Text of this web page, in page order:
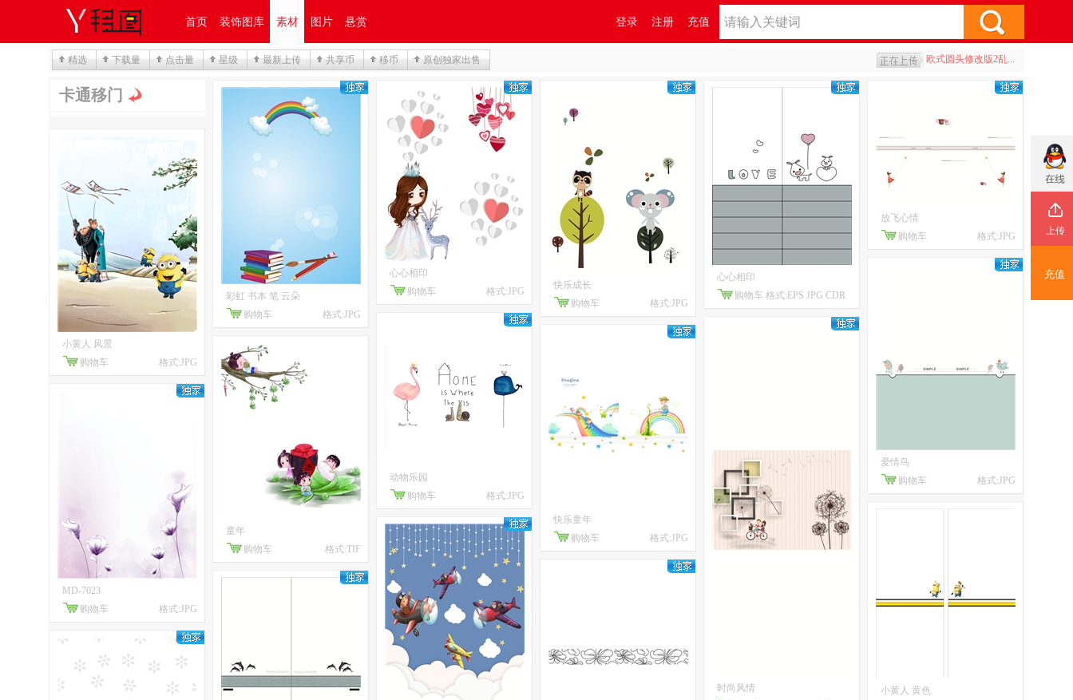
首页 装饰图库 素材 图片 悬赏 充值
注册
登录
精选 下载量 点击量 星级 最新上传 共享币 移币 原创独家出售
艺术鹿和迎客松腰线
艺术风格钻石风
欧式圆头修改版2乱...
欧式圆头修改版1
卡通移门
小黄人 风景
购物车
格式:JPG
MD-7023
购物车
格式:JPG
彩虹 书本 笔 云朵
购物车
格式:JPG
童年
购物车
格式:TIF
心心相印
购物车
格式:JPG
动物乐园
购物车
格式:JPG
快乐成长
购物车
格式:JPG
快乐童年
购物车
格式:JPG
心心相印
购物车 格式:EPS JPG CDR
时尚风情
放飞心情
购物车
格式:JPG
爱情鸟
购物车
格式:JPG
小黄人 黄色
上传
充值